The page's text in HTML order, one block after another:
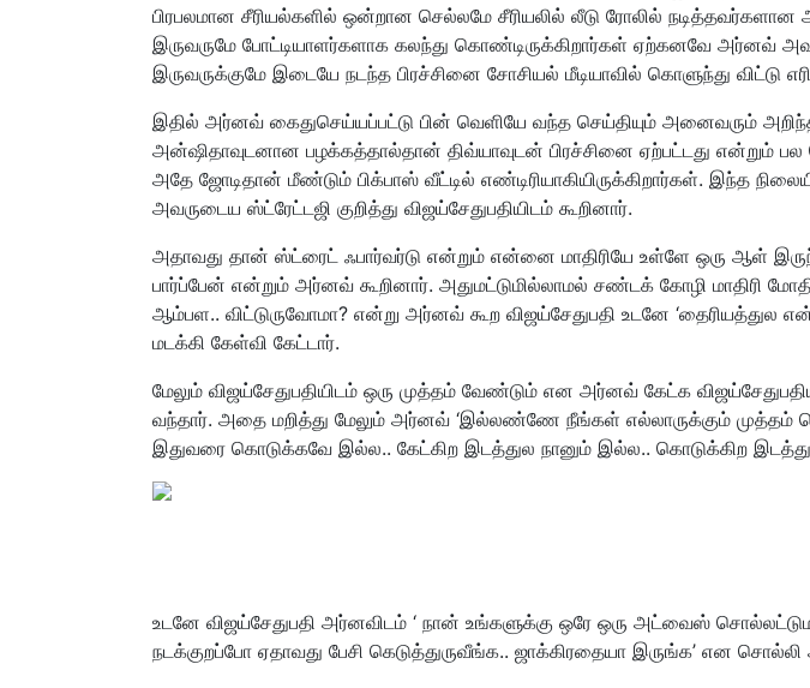
பிரபலமான சீரியல்களில் ஒன்றான செல்லமே சீரியலில் லீடு ரோலில்
இருவருமே போட்டியாளர்களாக கலந்து கொண்டிருக்கிறார்கள் ஏற்கனவே அர்னவ்
இருவருக்குமே இடையே நடந்த பிரச்சினை சோசியல் மீடியாவில் கொளுந்து விட்டு
இதில் அர்னவ் கைதுசெய்யப்பட்டு பின் வெளியே வந்த செய்தியும் அனைவரும்
அன்ஷிதாவுடனான பழக்கத்தால்தான் திவ்யாவுடன் பிரச்சினை ஏற்பட்டது என்றும்
அதே ஜோடிதான் மீண்டும் பிக்பாஸ் வீட்டில் எண்டிரியாகியிருக்கிறார்கள். இந்த
அவருடைய ஸ்ட்ரேட்டஜி குறித்து விஜய்சேதுபதியிடம் கூறினார்.
அதாவது தான் ஸ்ட்ரைட் ஃபார்வர்டு என்றும் என்னை மாதிரியே உள்ளே ஒரு ஆள்
பார்ப்பேன் என்றும் அர்னவ் கூறினார். அதுமட்டுமில்லாமல் சண்டக் கோழி மாதிரி
ஆம்பள.. விட்டுருவோமா? என்று அர்னவ் கூற விஜய்சேதுபதி உடனே
மடக்கி கேள்வி கேட்டார்.
மேலும் விஜய்சேதுபதியிடம் ஒரு முத்தம் வேண்டும் என அர்னவ் கேட்க
வந்தார். அதை மறித்து மேலும் அர்னவ் ‘இல்லண்ணே நீங்கள் எல்லாருக்கும் முத்தம்
இதுவரை கொடுக்கவே இல்ல.. கேட்கிற இடத்துல நானும் இல்ல.. கொடுக்கிற
உடனே விஜய்சேதுபதி அர்னவிடம் ‘ நான் உங்களுக்கு ஒரே ஒரு அட்வைஸ்
நடக்குறப்போ ஏதாவது பேசி கெடுத்துருவீங்க.. ஜாக்கிரதையா இருங்க’ என சொல்லி